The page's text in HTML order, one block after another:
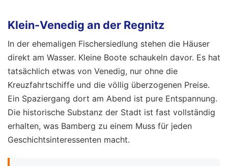
Klein-Venedig an der Regnitz
In der ehemaligen Fischersiedlung stehen die Häuser
direkt am Wasser. Kleine Boote schaukeln davor. Es hat
tatsächlich etwas von Venedig, nur ohne die
Kreuzfahrtschiffe und die völlig überzogenen Preise.
Ein Spaziergang dort am Abend ist pure Entspannung.
Die historische Substanz der Stadt ist fast vollständig
erhalten, was Bamberg zu einem Muss für jeden
Geschichtsinteressenten macht.